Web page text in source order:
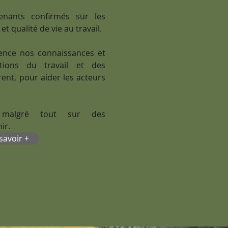
confirmés sur les
qualité de vie au travail.
nos connaissances et
du travail et des
pour aider les acteurs
malgré tout sur des
+